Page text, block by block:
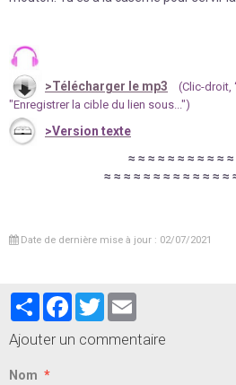
>Télécharger le mp3
(Clic-droit,
"Enregistrer la cible du lien sous...")
>Version texte
≈ ≈ ≈ ≈ ≈ ≈ ≈ ≈ ≈ ≈ ≈
≈ ≈ ≈ ≈ ≈ ≈ ≈ ≈ ≈ ≈ ≈ ≈ ≈
Date de dernière mise à jour : 02/07/2021
PartagerFacebook
Twitter
Ajouter un commentaire
Nom